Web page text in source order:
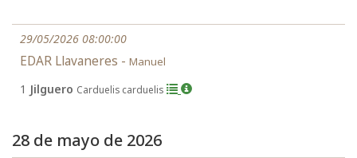
29/05/2026 08:00:00
EDAR Llavaneres - Manuel
1 Jilguero Carduelis carduelis
28 de mayo de 2026